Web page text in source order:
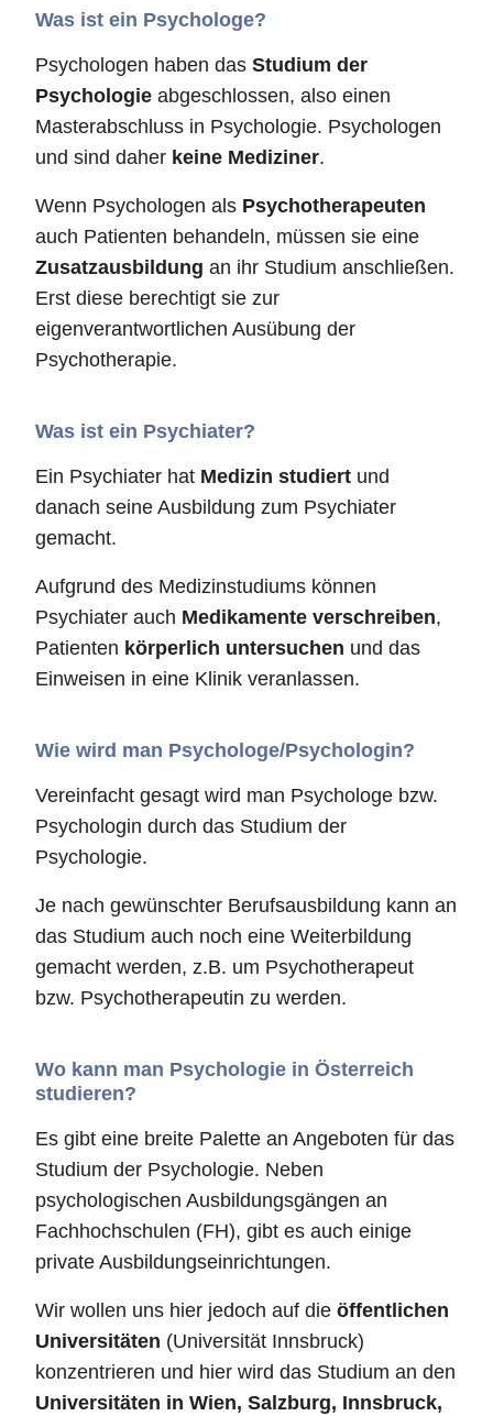
Was ist ein Psychologe?
Psychologen haben das Studium der
Psychologie abgeschlossen, also einen
Masterabschluss in Psychologie. Psychologen
und sind daher keine Mediziner.
Wenn Psychologen als Psychotherapeuten
auch Patienten behandeln, müssen sie eine
Zusatzausbildung an ihr Studium anschließen.
Erst diese berechtigt sie zur
eigenverantwortlichen Ausübung der
Psychotherapie.
Was ist ein Psychiater?
Ein Psychiater hat Medizin studiert und
danach seine Ausbildung zum Psychiater
gemacht.
Aufgrund des Medizinstudiums können
Psychiater auch Medikamente verschreiben,
Patienten körperlich untersuchen und das
Einweisen in eine Klinik veranlassen.
Wie wird man Psychologe/Psychologin?
Vereinfacht gesagt wird man Psychologe bzw.
Psychologin durch das Studium der
Psychologie.
Je nach gewünschter Berufsausbildung kann an
das Studium auch noch eine Weiterbildung
gemacht werden, z.B. um Psychotherapeut
bzw. Psychotherapeutin zu werden.
Wo kann man Psychologie in Österreich
studieren?
Es gibt eine breite Palette an Angeboten für das
Studium der Psychologie. Neben
psychologischen Ausbildungsgängen an
Fachhochschulen (FH), gibt es auch einige
private Ausbildungseinrichtungen.
Wir wollen uns hier jedoch auf die öffentlichen
Universitäten (Universität Innsbruck)
konzentrieren und hier wird das Studium an den
Universitäten in Wien, Salzburg, Innsbruck,